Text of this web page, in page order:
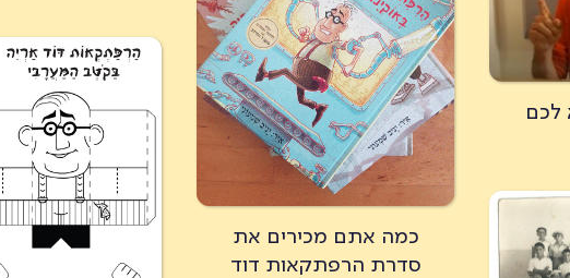
לכם
כמה אתם מכירים את
סדרת הרפתקאות דוד